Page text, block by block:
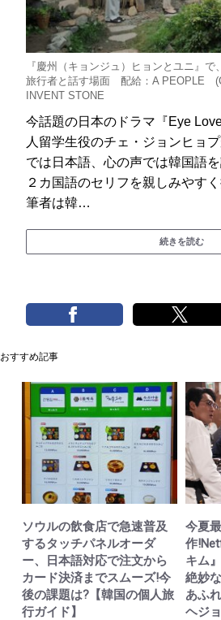
『慶州（キョンジュ）ヒョンとユニ』で
旅行者と話す場面 配給：A PEOPLE
INVENT STONE
今話題の日本のドラマ『Eye
人留学生役のチェ・ジョンヒョ
では日本語、心の声では韓国語を
２カ国語のセリフを親しみや
筆者は韓…
続きを読む
おすすめ記事
ソウルの飲食店で急速普及
するタッチパネルオーダ
ー、日本語対応で注文から
カード決済までスムーズ!今
後の課題は?【韓国の個人旅
行ガイド】
今夏
作
キム
絶妙
あふ
ヘジ